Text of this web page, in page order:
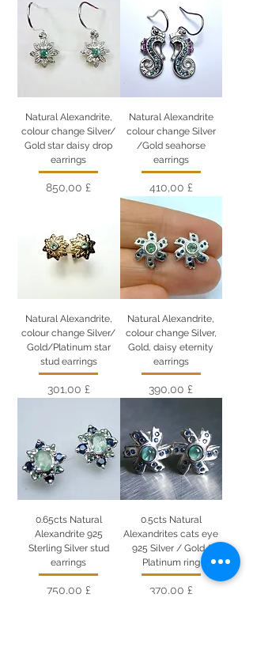
Natural Alexandrite,
colour change Silver/
Gold star daisy drop
earrings
Цена
850,00 £
Natural Alexandrite
colour change Silver
/Gold seahorse
earrings
Цена
410,00 £
Natural Alexandrite,
colour change Silver/
Gold/Platinum star
stud earrings
Цена
301,00 £
Natural Alexandrite,
colour change Silver,
Gold, daisy eternity
earrings
Цена
390,00 £
0.65cts Natural
Alexandrite 925
Sterling Silver stud
earrings
Цена
750,00 £
0.5cts Natural
Alexandrites cats eye
925 Silver / Gold/
Platinum ring
Цена
370,00 £